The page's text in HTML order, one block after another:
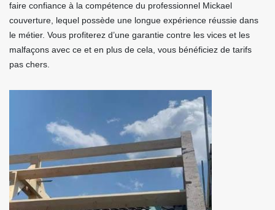
faire confiance à la compétence du professionnel Mickael
couverture, lequel possède une longue expérience réussie dans
le métier. Vous profiterez d’une garantie contre les vices et les
malfaçons avec ce et en plus de cela, vous bénéficiez de tarifs
pas chers.